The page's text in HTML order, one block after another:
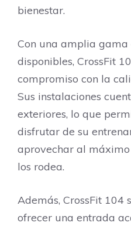
bienestar.
Con una amplia gama
disponibles, CrossFit
compromiso con la
Sus instalaciones
exteriores, lo que
disfrutar de su
aprovechar al
los rodea.
Además, CrossFit 104
ofrecer una entrada